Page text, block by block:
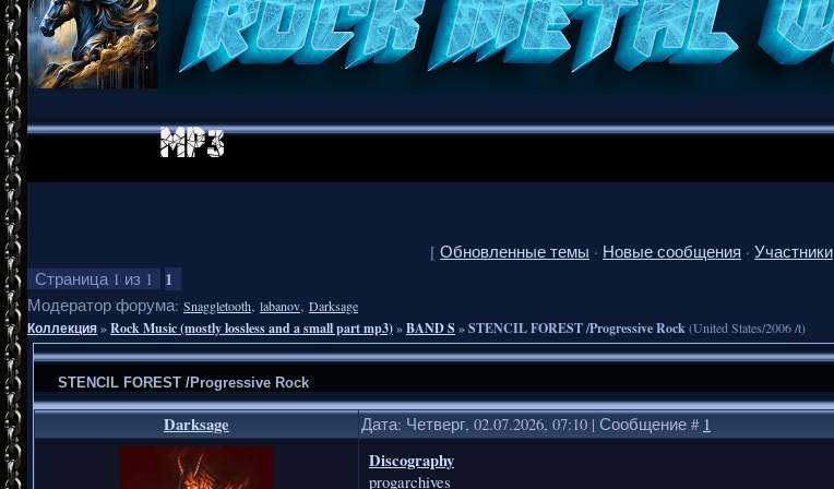
[ Обновленные темы · Новые сообщения · Участники
Страница 1 из 1 1
Модератор форума: Snaggletooth, labanov, Darksage
Коллекция»Rock Music (mostly lossless and a small part mp3)»BAND S »STENCIL FOREST /Progressive Rock(United States/2006 /t)
STENCIL FOREST /Progressive Rock
Darksage Дата: Четверг, 02.07.2026, 07:10 | Сообщение # 1
Discography
progarchives